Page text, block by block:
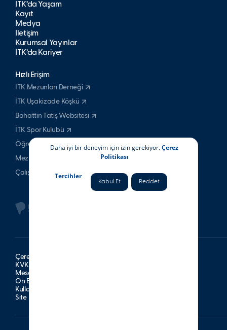
İTK’da Yaşam
Kayıt
Medya
İletişim
Kurumsal Yayınlar
İTK’da Kariyer
Hızlı Erişim
İTK Mezunları Derneği
İTK Uşakizade Köşkü
Bahattin Tatış Websitesi
İTK Spor Kulubü
Öğrenci & Veli
Mezun
Çalışan
Çerez Politikası
KVKK Aydınlatma Metni
Mesafeli Satış Sözleşmesi
Ön Bilgilendirme Formu
Kullanım Şartları
Site Haritası
Daha iyi bir deneyim için izin gerekiyor.Çerez
Politikası
Tercihler
Kabul Et Reddet